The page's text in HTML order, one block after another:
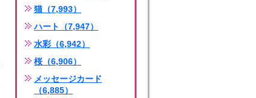
猫（7,993）
ハート（7,947）
水彩（6,942）
桜（6,906）
メッセージカード
（6,885）